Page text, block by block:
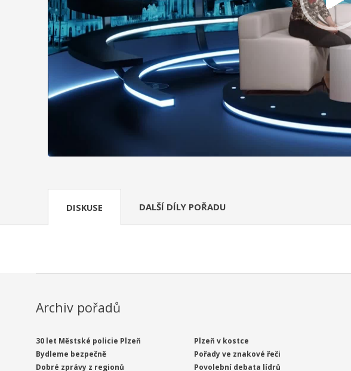
DISKUSE DALŠÍ DÍLY POŘADU
Archiv pořadů
30 let Městské policie Plzeň
Bydleme bezpečně
Dobré zprávy z regionů
Plzeň v kostce
Pořady ve znakové řeči
Povolební debata lídrů